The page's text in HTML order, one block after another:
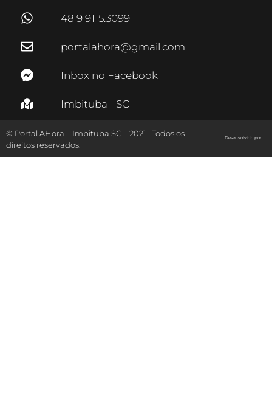
48 9 9115.3099
portalahora@gmail.com
Inbox no Facebook
Imbituba - SC
© Portal AHora – Imbituba SC – 2021 . Todos os
direitos reservados.
Desenvolvido por